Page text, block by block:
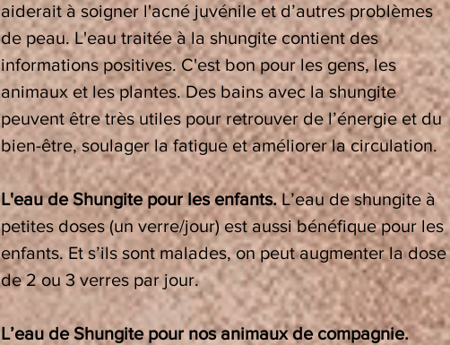
aiderait à soigner l'acné juvénile et d’autres problèmes
de peau. L'eau traitée à la shungite contient des
informations positives. C'est bon pour les gens, les
animaux et les plantes. Des bains avec la shungite
peuvent être très utiles pour retrouver de l’énergie et du
bien-être, soulager la fatigue et améliorer la circulation.
L'eau de Shungite pour les enfants.L’eau de shungite à
petites doses (un verre/jour) est aussi bénéfique pour les
enfants. Et s’ils sont malades, on peut augmenter la dose
de 2 ou 3 verres par jour.
L’eau de Shungite pour nos animaux de compagnie.